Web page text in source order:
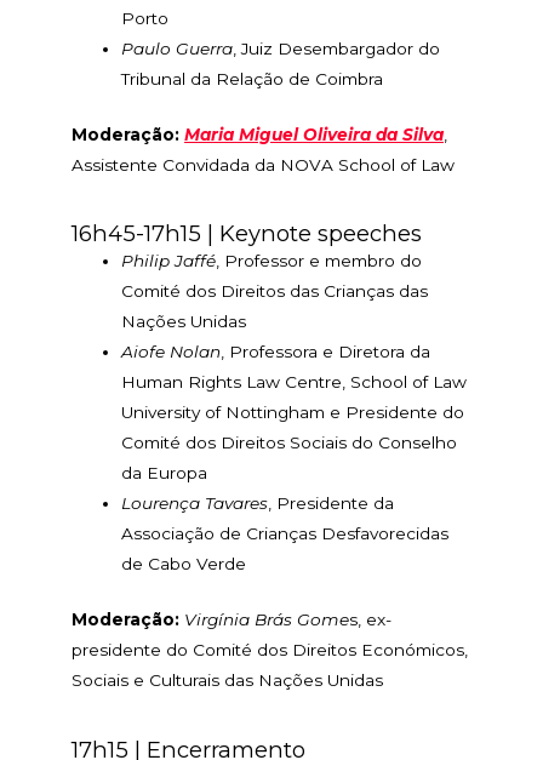
Porto
Paulo Guerra , Juiz Desembargador do
Tribunal da Relação de Coimbra
Moderação: Maria Miguel Oliveira da Silva
Assistente Convidada da NOVA School of Law
16h45-17h15 | Keynote speeches
Philip Jaffé, Professor e membro do
Comité dos Direitos das Crianças das
Nações Unidas
Aiofe Nolan, Professora e Diretora da
Human Rights Law Centre, School of Law
University of Nottingham e Presidente do
Comité dos Direitos Sociais do Conselho
da Europa
Lourença Tavares, Presidente da
Associação de Crianças Desfavorecidas
de Cabo Verde
Moderação: Virgínia Brás Gomes, ex-
presidente do Comité dos Direitos Económicos,
Sociais e Culturais das Nações Unidas
17h15 | Encerramento